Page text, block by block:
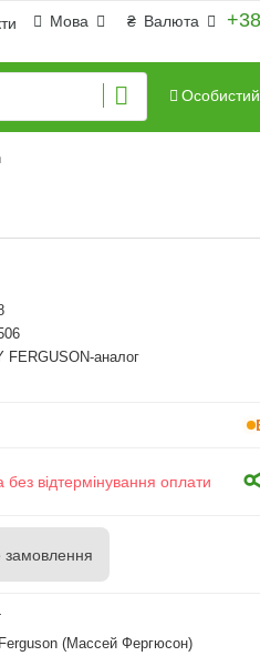
₴ Валюта
Мова
Особистий
FERGUSON-аналог
без відтермінування оплати
замовлення
(Массей Фергюсон)